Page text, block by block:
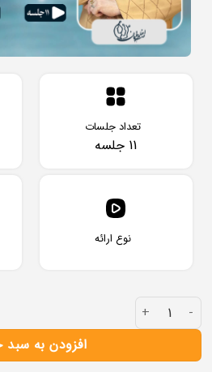
تعداد جلسات
11 جلسه
نوع ارائه
افزودن به سبد